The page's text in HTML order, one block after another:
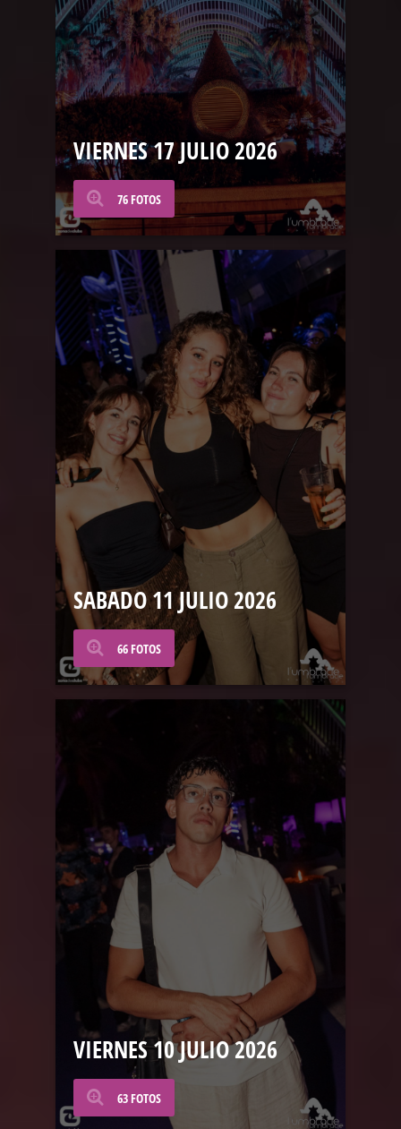
VIERNES 17 JULIO 2026
76 FOTOS
SABADO 11 JULIO 2026
66 FOTOS
VIERNES 10 JULIO 2026
63 FOTOS